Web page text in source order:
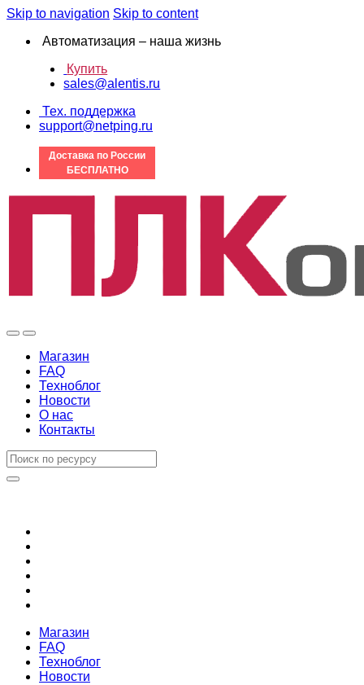
Skip to navigation Skip to content
Автоматизация – наша жизнь
Купить
sales@alentis.ru
Тех. поддержка
support@netping.ru
Доставка по России
БЕСПЛАТНО
Магазин
FAQ
Техноблог
Новости
О нас
Контакты
Магазин
FAQ
Техноблог
Новости